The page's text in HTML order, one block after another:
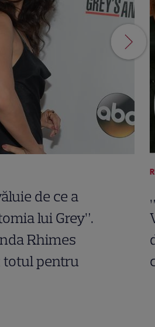
de ce a
lui Grey”.
Rhimes
totul pentru